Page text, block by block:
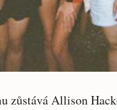
zůstává Allison